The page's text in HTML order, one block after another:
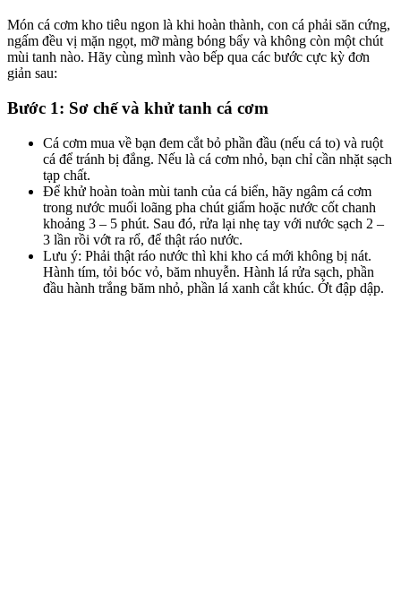
Món cá cơm kho tiêu ngon là khi hoàn thành, con cá phải săn cứng,
ngấm đều vị mặn ngọt, mỡ màng bóng bẩy và không còn một chút
mùi tanh nào. Hãy cùng mình vào bếp qua các bước cực kỳ đơn
giản sau:
Bước 1: Sơ chế và khử tanh cá cơm
Cá cơm mua về bạn đem cắt bỏ phần đầu (nếu cá to) và ruột
cá để tránh bị đắng. Nếu là cá cơm nhỏ, bạn chỉ cần nhặt sạch
tạp chất.
Để khử hoàn toàn mùi tanh của cá biển, hãy ngâm cá cơm
trong nước muối loãng pha chút giấm hoặc nước cốt chanh
khoảng 3 – 5 phút. Sau đó, rửa lại nhẹ tay với nước sạch 2 –
3 lần rồi vớt ra rổ, để thật ráo nước.
Lưu ý: Phải thật ráo nước thì khi kho cá mới không bị nát.
Hành tím, tỏi bóc vỏ, băm nhuyễn. Hành lá rửa sạch, phần
đầu hành trắng băm nhỏ, phần lá xanh cắt khúc. Ớt đập dập.